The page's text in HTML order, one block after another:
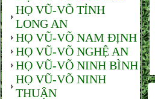
HỌ VŨ-VÕ TỈNH
LONG AN
HỌ VŨ-VÕ NAM ĐỊNH
HỌ VŨ-VÕ NGHỆ AN
HỌ VŨ-VÕ NINH BÌNH
HỌ VŨ-VÕ NINH
THUẬN